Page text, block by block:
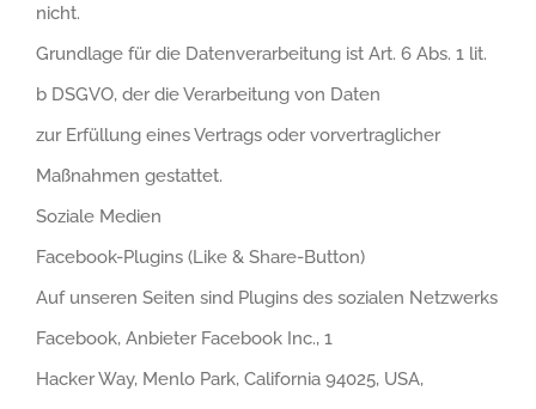
nicht.
Grundlage für die Datenverarbeitung ist Art. 6 Abs. 1 lit.
b DSGVO, der die Verarbeitung von Daten
zur Erfüllung eines Vertrags oder vorvertraglicher
Maßnahmen gestattet.
Soziale Medien
Facebook-Plugins (Like & Share-Button)
Auf unseren Seiten sind Plugins des sozialen Netzwerks
Facebook, Anbieter Facebook Inc., 1
Hacker Way, Menlo Park, California 94025, USA,